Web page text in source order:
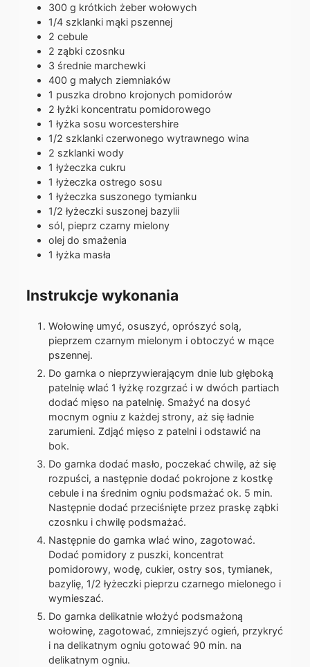
300 g krótkich żeber wołowych
1/4 szklanki mąki pszennej
2 cebule
2 ząbki czosnku
3 średnie marchewki
400 g małych ziemniaków
1 puszka drobno krojonych pomidorów
2 łyżki koncentratu pomidorowego
1 łyżka sosu worcestershire
1/2 szklanki czerwonego wytrawnego wina
2 szklanki wody
1 łyżeczka cukru
1 łyżeczka ostrego sosu
1 łyżeczka suszonego tymianku
1/2 łyżeczki suszonej bazylii
sól, pieprz czarny mielony
olej do smażenia
1 łyżka masła
Instrukcje wykonania
Wołowinę umyć, osuszyć, oprószyć solą,
pieprzem czarnym mielonym i obtoczyć w mące
pszennej.
Do garnka o nieprzywierającym dnie lub głęboką
patelnię wlać 1 łyżkę rozgrzać i w dwóch partiach
dodać mięso na patelnię. Smażyć na dosyć
mocnym ogniu z każdej strony, aż się ładnie
zarumieni. Zdjąć mięso z patelni i odstawić na
bok.
Do garnka dodać masło, poczekać chwilę, aż się
rozpuści, a następnie dodać pokrojone z kostkę
cebule i na średnim ogniu podsmażać ok. 5 min.
Następnie dodać przeciśnięte przez praskę ząbki
czosnku i chwilę podsmażać.
Następnie do garnka wlać wino, zagotować.
Dodać pomidory z puszki, koncentrat
pomidorowy, wodę, cukier, ostry sos, tymianek,
bazylię, 1/2 łyżeczki pieprzu czarnego mielonego i
wymieszać.
Do garnka delikatnie włożyć podsmażoną
wołowinę, zagotować, zmniejszyć ogień, przykryć
i na delikatnym ogniu gotować 90 min. na
delikatnym ogniu.